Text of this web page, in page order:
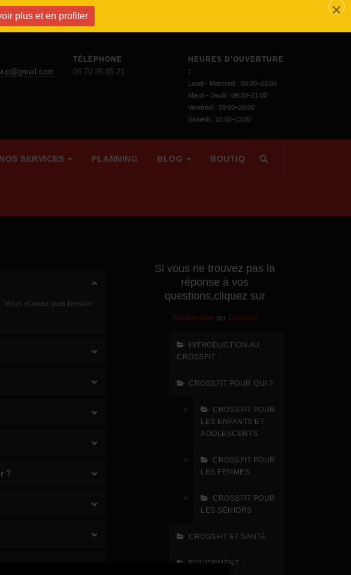
TÉLÉPHONE
06 70 26 85 21
HEURES D'OUVERTURE
:
Lundi - Mercredi : 09:00–21:00
Mardi - Jeudi : 09:30–21:00
Vendredi : 09:00–20:00
Samedi : 10:00–13:00
NOS SERVICES PLANNING BLOG BOUTIQUE
n'avez pas besoin
?
Si vous ne trouvez pas la
réponse à vos
questions,cliquez sur
Recherche ou Contact
INTRODUCTION AU
CROSSFIT
CROSSFIT POUR QUI ?
CROSSFIT POUR
LES ENFANTS ET
ADOLESCENTS
CROSSFIT POUR
LES FEMMES
CROSSFIT POUR
LES SÉNIORS
CROSSFIT ET SANTÉ
EQUIPEMENT
×
plus et en profiter